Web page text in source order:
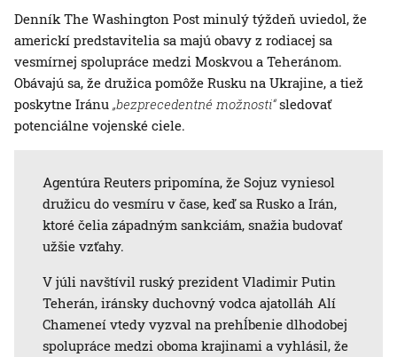
Denník The Washington Post minulý týždeň uviedol, že
americkí predstavitelia sa majú obavy z rodiacej sa
vesmírnej spolupráce medzi Moskvou a Teheránom.
Obávajú sa, že družica pomôže Rusku na Ukrajine, a tiež
poskytne Iránu „bezprecedentné možnosti“sledovať
potenciálne vojenské ciele.
Agentúra Reuters pripomína, že Sojuz vyniesol
družicu do vesmíru v čase, keď sa Rusko a Irán,
ktoré čelia západným sankciám, snažia budovať
užšie vzťahy.
V júli navštívil ruský prezident Vladimir Putin
Teherán, iránsky duchovný vodca ajatolláh Alí
Chameneí vtedy vyzval na prehĺbenie dlhodobej
spolupráce medzi oboma krajinami a vyhlásil, že